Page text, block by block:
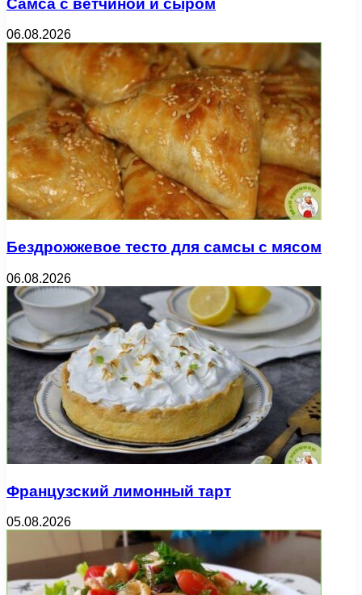
Самса с ветчиной и сыром
06.08.2026
Бездрожжевое тесто для самсы с мясом
06.08.2026
Французский лимонный тарт
05.08.2026